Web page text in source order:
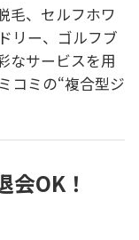
毛、セルフホワ
リー、ゴルフブ
なサービスを用
コミの“複合型ジ
会OK！